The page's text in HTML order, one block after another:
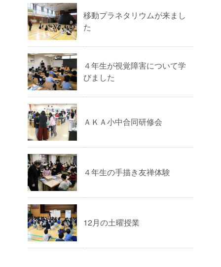
移動プラネタリウムが来まし
た
４年生が視覚障害について学
びました
ＡＫＡ小中合同研修会
４年生の手描き友禅体験
12月の土曜授業